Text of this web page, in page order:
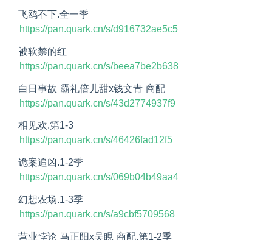
飞鸥不下.全一季
https://pan.quark.cn/s/d916732ae5c5
被软禁的红
https://pan.quark.cn/s/beea7be2b638
白日事故 霸礼倍儿甜x钱文青 商配
https://pan.quark.cn/s/43d2774937f9
相见欢.第1-3
https://pan.quark.cn/s/46426fad12f5
诡案追凶.1-2季
https://pan.quark.cn/s/069b04b49aa4
幻想农场.1-3季
https://pan.quark.cn/s/a9cbf5709568
营业悖论 马正阳x吴睍 商配.第1-2季